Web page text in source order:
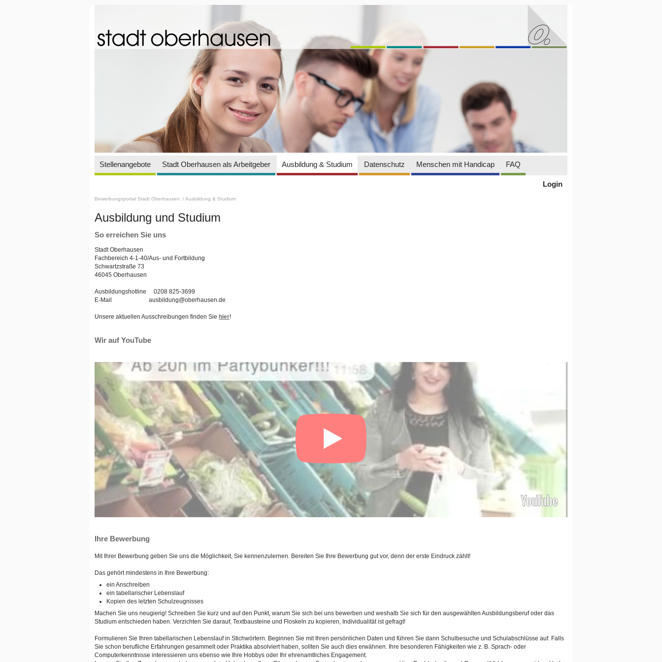
Stellenangebote Stadt Oberhausen als Arbeitgeber Ausbildung & Studium Datenschutz Menschen mit Handicap FAQ
Login
Bewerbungsportal Stadt Oberhausen / Ausbildung & Studium
Ausbildung und Studium
So erreichen Sie uns
Stadt Oberhausen
Fachbereich 4-1-40/Aus- und Fortbildung
Schwartzstraße 73
46045 Oberhausen
Ausbildungshotline 0208 825-3699
E-Mail ausbildung@oberhausen.de
Unsere aktuellen Ausschreibungen finden Sie hier!
Wir auf YouTube
Ihre Bewerbung
Mit Ihrer Bewerbung geben Sie uns die Möglichkeit, Sie kennenzulernen. Bereiten Sie Ihre Bewerbung gut vor, denn der erste Eindruck zählt!
Das gehört mindestens in Ihre Bewerbung:
ein Anschreiben
ein tabellarischer Lebenslauf
Kopien des letzten Schulzeugnisses
Machen Sie uns neugierig! Schreiben Sie kurz und auf den Punkt, warum Sie sich bei uns bewerben und weshalb Sie sich für den ausgewählten Ausbildungsberuf oder das
Studium entschieden haben. Verzichten Sie darauf, Textbausteine und Floskeln zu kopieren, Individualität ist gefragt!
Formulieren Sie Ihren tabellarischen Lebenslauf in Stichwörtern. Beginnen Sie mit Ihren persönlichen Daten und führen Sie dann Schulbesuche und Schulabschlüsse auf. Falls
Sie schon berufliche Erfahrungen gesammelt oder Praktika absolviert haben, sollten Sie auch dies erwähnen. Ihre besonderen Fähigkeiten wie z. B. Sprach- oder
Computerkenntnisse interessieren uns ebenso wie Ihre Hobbys oder Ihr ehrenamtliches Engagement.